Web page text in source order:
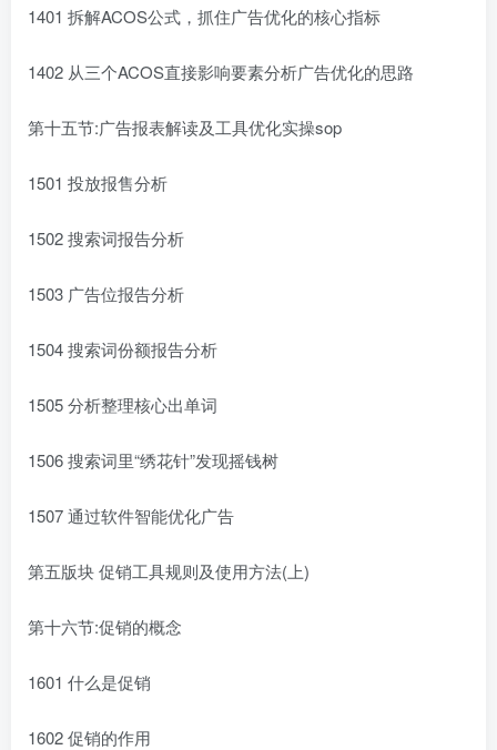
1401 拆解ACOS公式，抓住广告优化的核心指标
1402 从三个ACOS直接影响要素分析广告优化的思路
第十五节:广告报表解读及工具优化实操sop
1501 投放报售分析
1502 搜索词报告分析
1503 广告位报告分析
1504 搜索词份额报告分析
1505 分析整理核心出单词
1506 搜索词里“绣花针”发现摇钱树
1507 通过软件智能优化广告
第五版块 促销工具规则及使用方法(上)
第十六节:促销的概念
1601 什么是促销
1602 促销的作用